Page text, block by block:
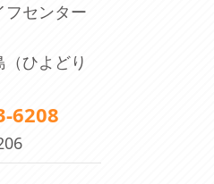
フセンター
ひよどり
6208